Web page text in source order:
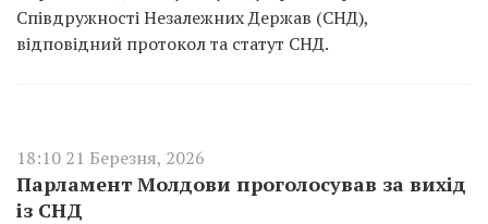
Співдружності Незалежних Держав (СНД),
відповідний протокол та статут СНД.
18:10 21 Березня, 2026
Парламент Молдови проголосував за вихід
із СНД